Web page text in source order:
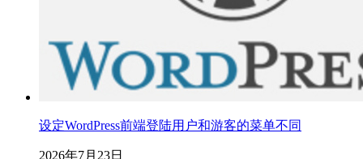
设定WordPress前端登陆用户和游客的菜单不同
2026年7月23日